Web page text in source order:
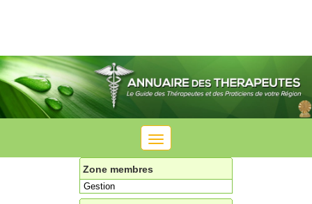
Toggle
navigation
Zone membres
Gestion